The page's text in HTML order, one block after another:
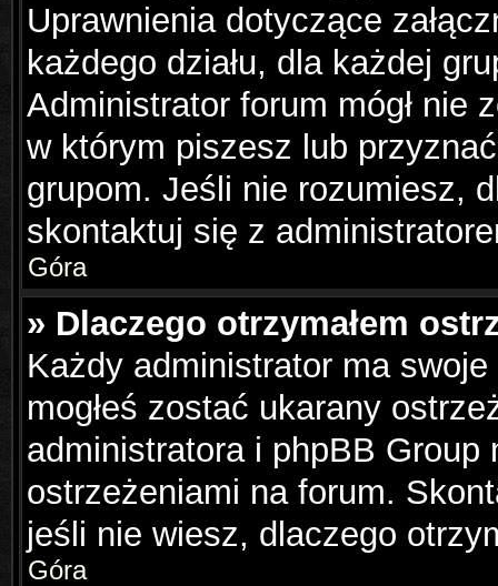
Uprawnienia dotyczące
każdego działu, dla każdej
Administrator forum mógł nie
w którym piszesz lub
grupom. Jeśli nie rozumiesz,
skontaktuj się z
Góra
» Dlaczego otrzymałem
Każdy administrator ma
mogłeś zostać ukarany
administratora i phpBB Group
ostrzeżeniami na forum.
jeśli nie wiesz, dlaczego
Góra